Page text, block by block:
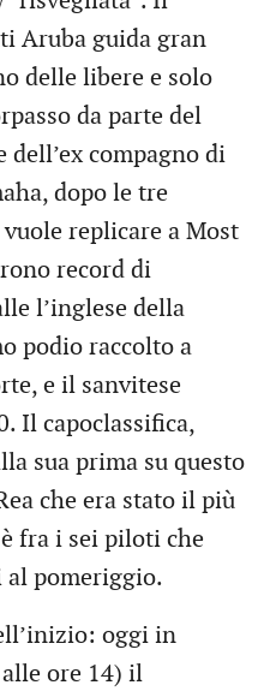
Aruba guida gran
delle libere e solo
da parte del
dell’ex compagno di
dopo le tre
replicare a Most
record di
l’inglese della
podio raccolto a
e il sanvitese
Il capoclassifica,
sua prima su questo
che era stato il più
fra i sei piloti che
pomeriggio.
oggi in
ore 14) il